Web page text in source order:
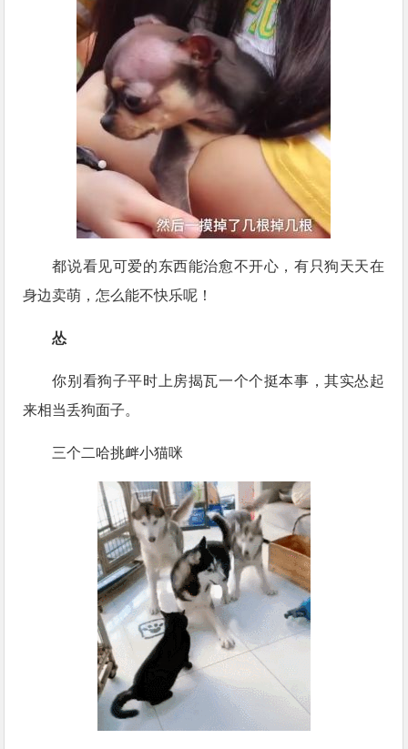
都说看见可爱的东西能治愈不开心，有只狗天天在
身边卖萌，怎么能不快乐呢！
怂
你别看狗子平时上房揭瓦一个个挺本事，其实怂起
来相当丢狗面子。
三个二哈挑衅小猫咪